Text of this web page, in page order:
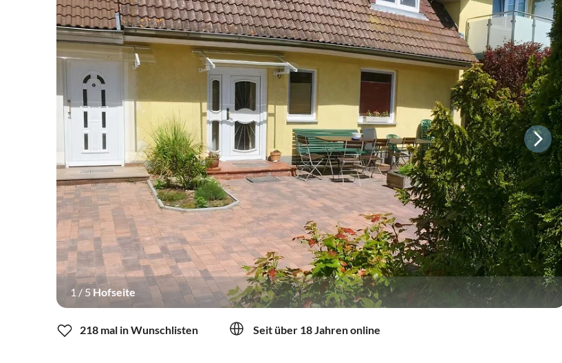
1 / 5 Hofseite
218 mal in Wunschlisten Seit über 18 Jahren online